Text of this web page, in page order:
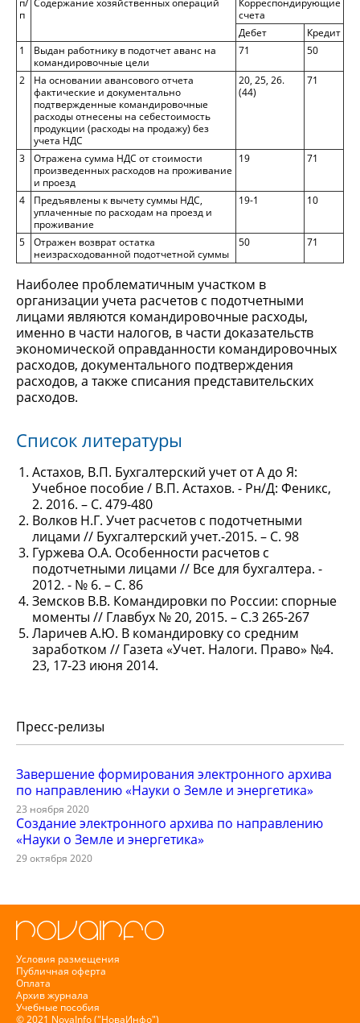
п/
п
Содержание хозяйственных операций
Корреспондирующие
счета
Дебет
Кредит
1
Выдан работнику в подотчет аванс на
командировочные цели
71 50
2
На основании авансового отчета
фактические и документально
подтвержденные командировочные
расходы отнесены на себестоимость
продукции (расходы на продажу) без
учета НДС
20, 25, 26.
(44)
71
3
Отражена сумма НДС от стоимости
произведенных расходов на проживание
и проезд
19 71
4
Предъявлены к вычету суммы НДС,
уплаченные по расходам на проезд и
проживание
19-1 10
5
Отражен возврат остатка
неизрасходованной подотчетной суммы
50 71
Наиболее проблематичным участком в
организации учета расчетов с подотчетными
лицами являются командировочные расходы,
именно в части налогов, в части доказательств
экономической оправданности командировочных
расходов, документального подтверждения
расходов, а также списания представительских
расходов.
Список литературы
Астахов, В.П. Бухгалтерский учет от А до Я:
Учебное пособие / В.П. Астахов. - Рн/Д: Феникс,
2. 2016. – С. 479-480
Волков Н.Г. Учет расчетов с подотчетными
лицами // Бухгалтерский учет.-2015. – С. 98
Гуржева О.А. Особенности расчетов с
подотчетными лицами // Все для бухгалтера. -
2012. - № 6. – С. 86
Земсков В.В. Командировки по России: спорные
моменты // Главбух № 20, 2015. – С.3 265-267
Ларичев А.Ю. В командировку со средним
заработком // Газета «Учет. Налоги. Право» №4.
23, 17-23 июня 2014.
Пресс-релизы
Завершение формирования электронного архива
по направлению «Науки о Земле и энергетика»
23 ноября 2020
Создание электронного архива по направлению
«Науки о Земле и энергетика»
29 октября 2020
Условия размещения
Публичная оферта
Оплата
Архив журнала
Учебные пособия
© 2021 NovaInfo ("НоваИнфо")